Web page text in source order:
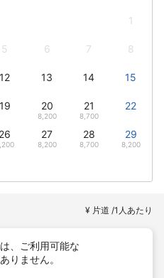
1
5 6 7 8
12 13 14 15
19 20
8,200
21
8,700
22
26 27
8,200
28
8,700
29
8,200
¥ 片道 /1人あたり
、ご利用可能な
りません。